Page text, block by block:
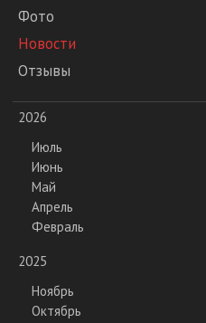
Фото
Новости
Отзывы
2026
Июль
Июнь
Май
Апрель
Февраль
2025
Ноябрь
Октябрь